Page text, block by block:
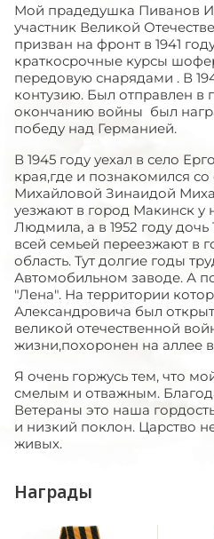
Мой прадедушка Пиванов
участник Великой
призван на фронт в 1941
краткосрочные курсы
передовую снарядами . В
контузию. Был отправлен в
окончанию войны был
победу над Германией.
В 1945 году уехал в село
края,где и познакомился
Михайловой Зинаидой
уезжают в город Макинск у
Людмила, а в 1952 году дочь
всей семьей переезжают в
область. Тут долгие годы
Автомобильном заводе. А
"Лена". На территории
Александровича был
великой отечественной
жизни,похоронен на аллее
Я очень горжусь тем, что
смелым и отважным.
Ветераны это наша
и низкий поклон. Царство
живых.
Награды